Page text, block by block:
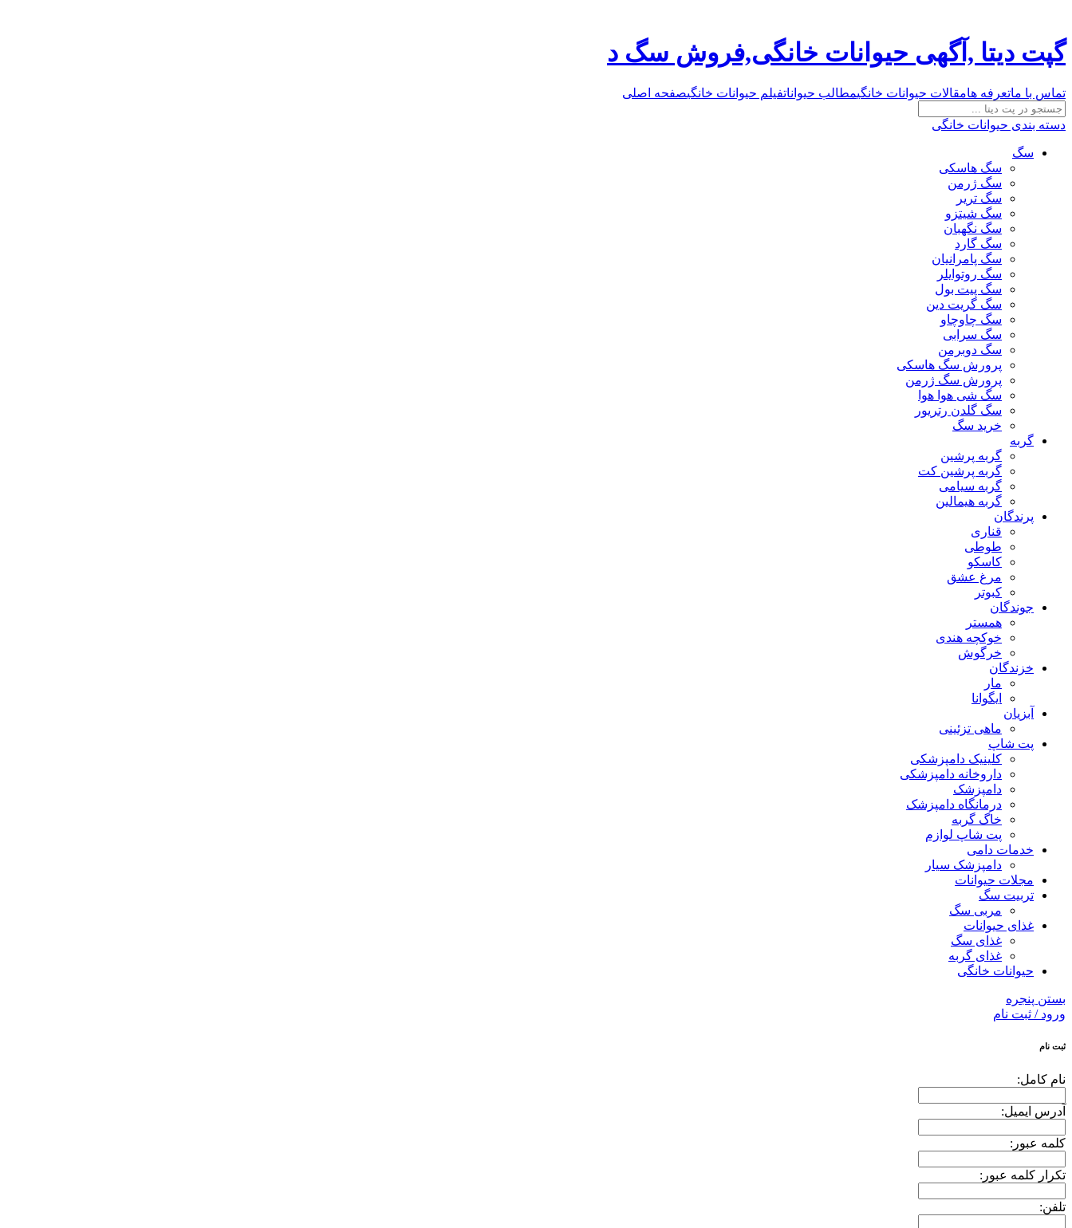
گپت دیتا ,آگهی حیوانات خانگی,فروش سگ د
تماس با ماتعرفه هامقالات حیوانات خانگیمطالب حیواناتفیلم حیوانات خانگیصفحه اصلی
دسته بندی حیوانات خانگی
سگ
سگ هاسکی
سگ ژرمن
سگ تریر
سگ شیتزو
سگ نگهبان
سگ گارد
سگ پامرانیان
سگ روتوایلر
سگ پیت بول
سگ گریت دین
سگ چاوچاو
سگ سرابی
سگ دوبرمن
پرورش سگ هاسکی
پرورش سگ ژرمن
سگ شی هوا هوا
سگ گلدن رتریور
خرید سگ
گربه
گربه پرشین
گربه پرشین کت
گربه سیامی
گربه هیمالین
پرندگان
قناری
طوطی
کاسکو
مرغ عشق
کبوتر
جوندگان
همستر
خوکچه هندی
خرگوش
خزندگان
مار
ایگوانا
آبزیان
ماهی تزئینی
پت شاپ
کلینیک دامپزشکی
داروخانه دامپزشکی
دامپزشک
درمانگاه دامپزشک
خاگ گربه
پت شاپ لوازم
خدمات دامی
دامپزشک سیار
مجلات حیوانات
تربیت سگ
مربی سگ
غذای حیوانات
غذای سگ
غذای گربه
حیوانات خانگی
بستن پنجره
ورود / ثبت نام
ثبت نام
نام کامل:
آدرس ایمیل:
کلمه عبور:
تکرار کلمه عبور:
تلفن: